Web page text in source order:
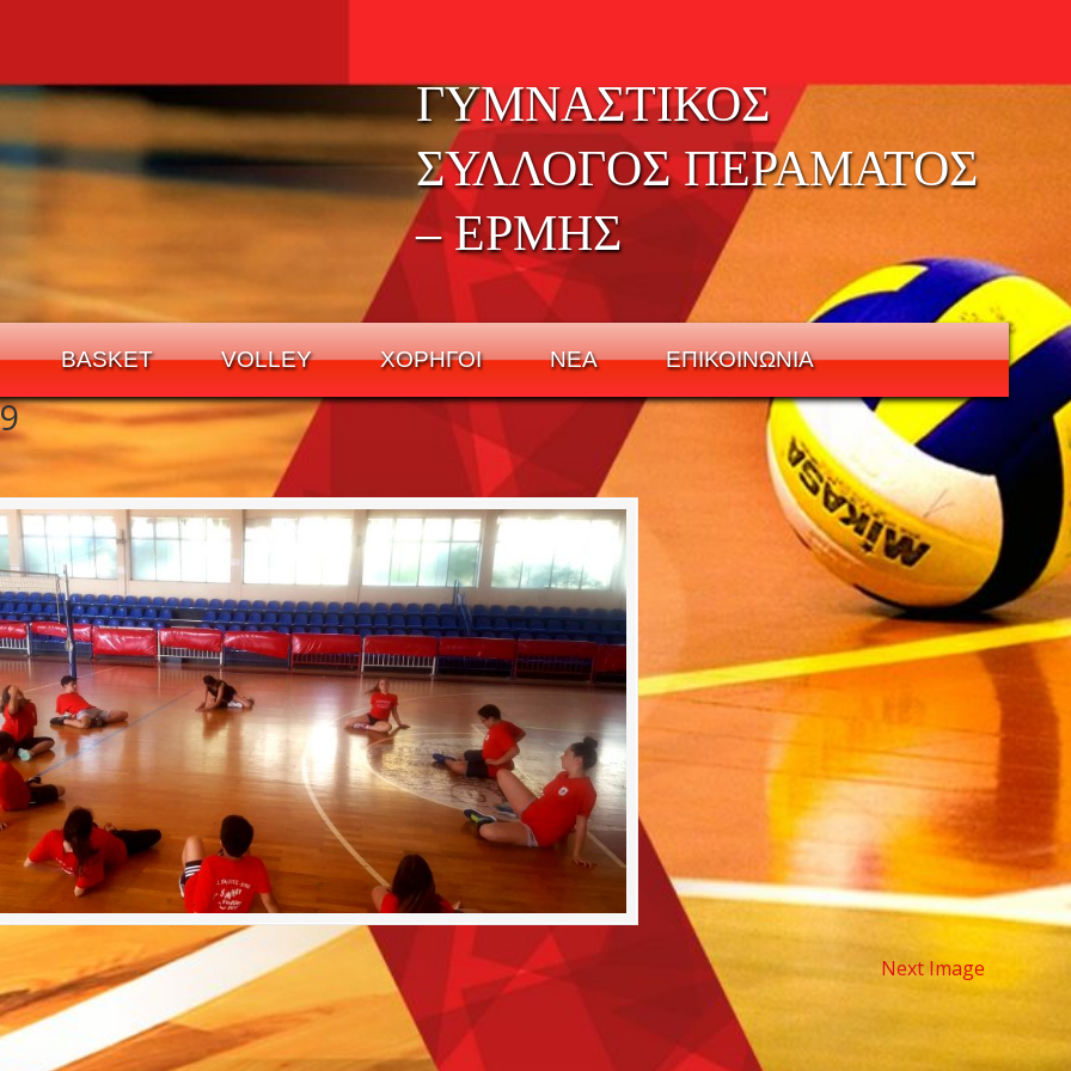
ΓΥΜΝΑΣΤΙΚΟΣ
ΣΥΛΛΟΓΟΣ ΠΕΡΑΜΑΤΟΣ
– ΕΡΜΗΣ
BASKET VOLLEY ΧΟΡΗΓΟΙ ΝΕΑ ΕΠΙΚΟΙΝΩΝΙΑ
Next Image